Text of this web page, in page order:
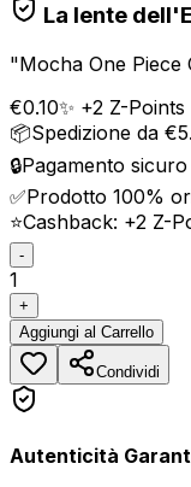
La lente
"Mocha One
€0.10✨ +2 Z-Points
📦Spedizione da
🔒Pagamento
✅Prodotto 100%
⭐Cashback: +2 Z-
-
1
+
Aggiungi al Carrello
Condividi
Autenticità